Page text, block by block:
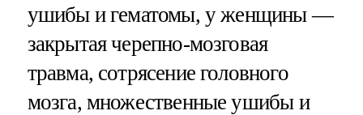
ушибы и гематомы, у женщины —
закрытая черепно-мозговая
травма, сотрясение головного
мозга, множественные ушибы и